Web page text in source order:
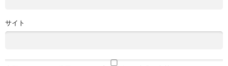
サイト